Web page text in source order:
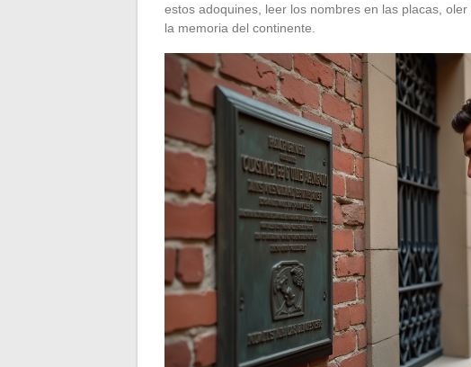
estos adoquines, leer los nombres en las placas,
la memoria del continente.